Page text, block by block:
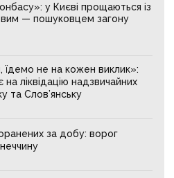
у Києві прощаються із
— пошуковцем загону
їдемо не на кожен виклик»:
ліквідацію надзвичайних
та Слов’янську
за добу: ворог